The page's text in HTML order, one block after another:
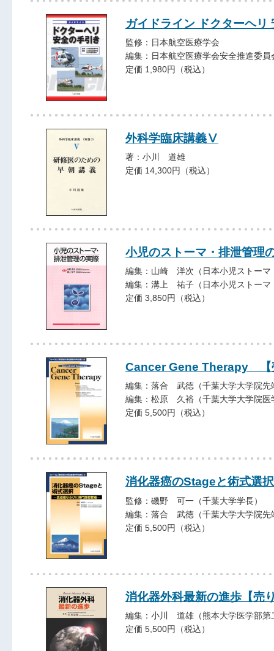
ガイドライン ドクターヘリ
監修：日本航空医療学会
編集：日本航空医療学会安全推進委員
定価 1,980円（税込）
外科学臨床講義Ⅴ
著：小川 道雄
定価 14,300円（税込）
小児のストーマ・排泄管理
編集：山崎 洋次（日本小児ストーマ
編集：溝上 祐子（日本小児ストーマ
定価 3,850円（税込）
Cancer Gene Therapy 【
編集：落合 武徳（千葉大学大学院先
編集：松原 久裕（千葉大学大学院医
定価 5,500円（税込）
消化器癌のStageと術式選
監修：磯野 可一（千葉大学学長）
編集：落合 武徳（千葉大学大学院先
定価 5,500円（税込）
消化器外科最新の進歩【売
編集：小川 道雄（熊本大学医学部第
定価 5,500円（税込）